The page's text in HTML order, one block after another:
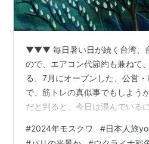
▼▼▼ 毎日暑い日が続く台湾、
ので、エアコン代節約も兼ねて
る、7月にオープンした、公営
で、筋トレの真似事でもしよう
だと判ると、今日は混んでいる
末を送ったおGGです。 ▼▼▼ 余
#2024年モスクワ #日本人旅